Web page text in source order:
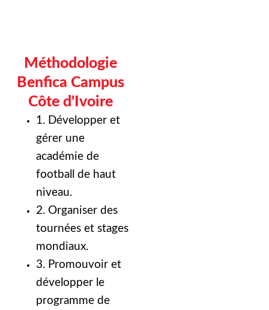
Méthodologie
Benfica Campus
Côte d'Ivoire
1. Développer et
gérer une
académie de
football de haut
niveau.
2. Organiser des
tournées et stages
mondiaux.
3. Promouvoir et
développer le
programme de